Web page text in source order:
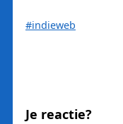
#indieweb
Je reactie?